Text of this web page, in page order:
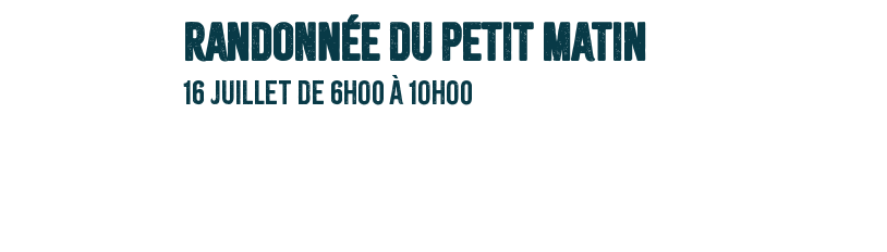
Randonnée du petit matin
16 juillet de 6h00à10h00